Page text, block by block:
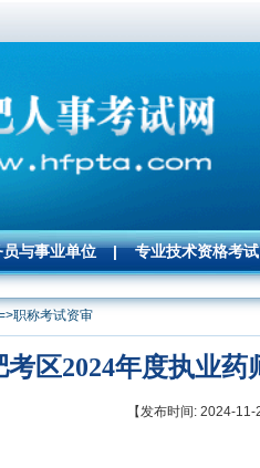
与事业单位 | 专业技术资格考试
职称考试资审
考区2024年度执业
【发布时间: 2024-